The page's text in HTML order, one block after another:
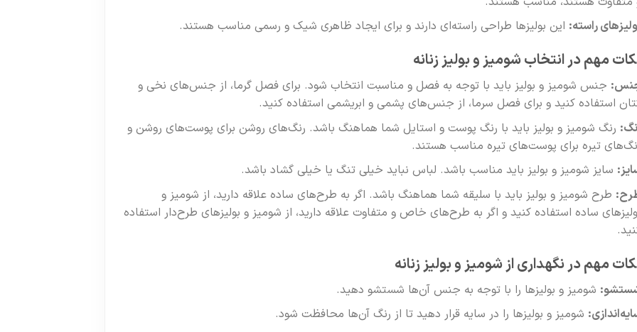
راسته: این بولیزها طراحی راسته‌ای دارند و برای ایجاد ظاهری شیک و رسمی مناسب هستند.
مهم در انتخاب شومیز و بولیز زنانه
جنس شومیز و بولیز باید با توجه به فصل و مناسبت انتخاب شود. برای فصل گرما، از جنس‌های نخی و
استفاده کنید و برای فصل سرما، از جنس‌های پشمی و ابریشمی استفاده کنید.
رنگ شومیز و بولیز باید با رنگ پوست و استایل شما هماهنگ باشد. رنگ‌های روشن برای پوست‌های روشن و
تیره برای پوست‌های تیره مناسب هستند.
سایز شومیز و بولیز باید مناسب باشد. لباس نباید خیلی تنگ یا خیلی گشاد باشد.
طرح شومیز و بولیز باید با سلیقه شما هماهنگ باشد. اگر به طرح‌های ساده علاقه دارید، از شومیز و
ساده استفاده کنید و اگر به طرح‌های خاص و متفاوت علاقه دارید، از شومیز و بولیزهای طرح‌دار استفاده
مهم در نگهداری از شومیز و بولیز زنانه
شومیز و بولیزها را با توجه به جنس آن‌ها شستشو دهید.
شومیز و بولیزها را در سایه قرار دهید تا از رنگ آن‌ها محافظت شود.